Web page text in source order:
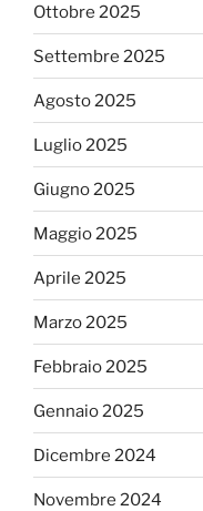
Ottobre 2025
Settembre 2025
Agosto 2025
Luglio 2025
Giugno 2025
Maggio 2025
Aprile 2025
Marzo 2025
Febbraio 2025
Gennaio 2025
Dicembre 2024
Novembre 2024